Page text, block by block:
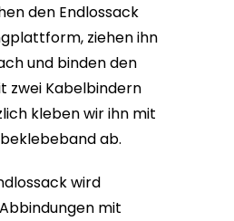
den Endlossack
ziehen ihn
und binden den
zwei Kabelbindern
kleben wir ihn mit
ab.
wird
mit